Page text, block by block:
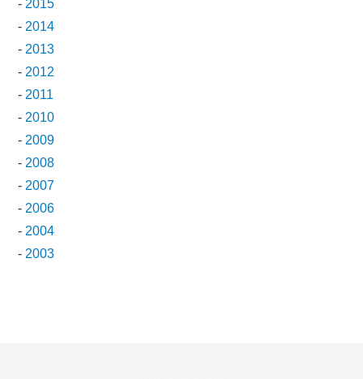
- 2015
- 2014
- 2013
- 2012
- 2011
- 2010
- 2009
- 2008
- 2007
- 2006
- 2004
- 2003